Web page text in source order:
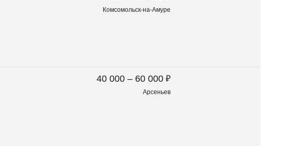
Комсомольск-на-Амуре
40 000 – 60 000 ₽
Арсеньев